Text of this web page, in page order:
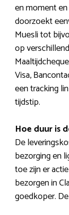
en moment
doorzoekt
Muesli tot
op
Visa,
een tracking
tijdstip.
Hoe duur is
De
bezorging en
toe zijn er
bezorgen in
goedkoper.